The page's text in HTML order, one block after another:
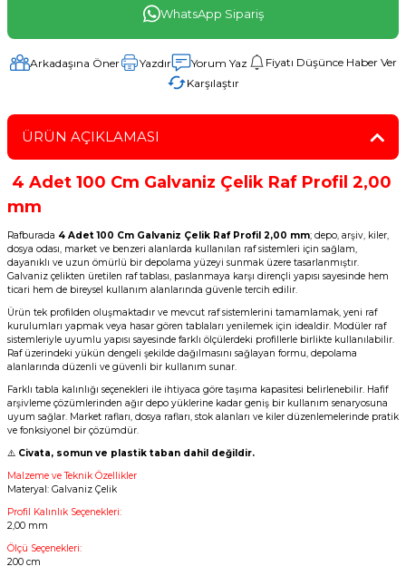
WhatsApp Sipariş
Arkadaşına Öner Yazdır Yorum Yaz
Fiyatı Düşünce Haber Ver
Karşılaştır
ÜRÜN AÇIKLAMASI
4 Adet 100 Cm Galvaniz Çelik Raf Profil 2,00
mm
Rafburada 4 Adet 100 Cm Galvaniz Çelik Raf Profil 2,00 mm; depo, arşiv, kiler,
dosya odası, market ve benzeri alanlarda kullanılan raf sistemleri için sağlam,
dayanıklı ve uzun ömürlü bir depolama yüzeyi sunmak üzere tasarlanmıştır.
Galvaniz çelikten üretilen raf tablası, paslanmaya karşı dirençli yapısı sayesinde hem
ticari hem de bireysel kullanım alanlarında güvenle tercih edilir.
Ürün tek profilden oluşmaktadır ve mevcut raf sistemlerini tamamlamak, yeni raf
kurulumları yapmak veya hasar gören tablaları yenilemek için idealdir. Modüler raf
sistemleriyle uyumlu yapısı sayesinde farklı ölçülerdeki profillerle birlikte kullanılabilir.
Raf üzerindeki yükün dengeli şekilde dağılmasını sağlayan formu, depolama
alanlarında düzenli ve güvenli bir kullanım sunar.
Farklı tabla kalınlığı seçenekleri ile ihtiyaca göre taşıma kapasitesi belirlenebilir. Hafif
arşivleme çözümlerinden ağır depo yüklerine kadar geniş bir kullanım senaryosuna
uyum sağlar. Market rafları, dosya rafları, stok alanları ve kiler düzenlemelerinde pratik
ve fonksiyonel bir çözümdür.
⚠️ Civata, somun ve plastik taban dahil değildir.
Malzeme ve Teknik Özellikler
Materyal: Galvaniz Çelik
Profil Kalınlık Seçenekleri:
2,00 mm
Ölçü Seçenekleri:
200 cm